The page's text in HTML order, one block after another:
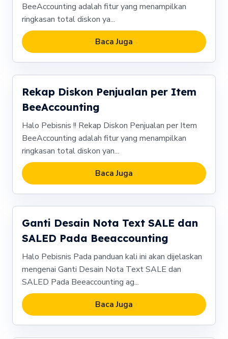
BeeAccounting adalah fitur yang menampilkan
ringkasan total diskon ya...
Baca Juga
Rekap Diskon Penjualan per Item
BeeAccounting
Halo Pebisnis !! Rekap Diskon Penjualan per Item
BeeAccounting adalah fitur yang menampilkan
ringkasan total diskon yan...
Baca Juga
Ganti Desain Nota Text SALE dan
SALED Pada Beeaccounting
Halo Pebisnis Pada panduan kali ini akan dijelaskan
mengenai Ganti Desain Nota Text SALE dan
SALED Pada Beeaccounting ag...
Baca Juga